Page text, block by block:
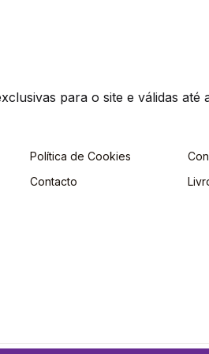
para o site e válidas
Política de Cookies
Contacto